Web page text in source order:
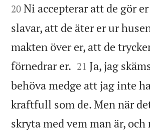
20 Ni accepterar att de gör
slavar, att de äter er ur
makten över er, att de
förnedrar er. 

21 Ja, jag
behöva medge att jag inte
kraftfull som de. Men när
skryta med vem man är, och